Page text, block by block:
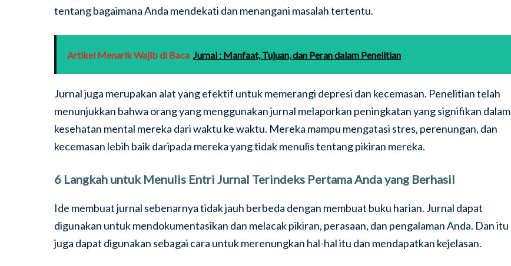
tentang bagaimana Anda mendekati dan menangani masalah tertentu.
Artikel Menarik Wajib di Baca Jurnal : Manfaat, Tujuan, dan Peran dalam Penelitian
Jurnal juga merupakan alat yang efektif untuk memerangi depresi dan kecemasan. Penelitian telah
menunjukkan bahwa orang yang menggunakan jurnal melaporkan peningkatan yang signifikan dalam
kesehatan mental mereka dari waktu ke waktu. Mereka mampu mengatasi stres, perenungan, dan
kecemasan lebih baik daripada mereka yang tidak menulis tentang pikiran mereka.
6 Langkah untuk Menulis Entri Jurnal Terindeks Pertama Anda yang Berhasil
Ide membuat jurnal sebenarnya tidak jauh berbeda dengan membuat buku harian. Jurnal dapat
digunakan untuk mendokumentasikan dan melacak pikiran, perasaan, dan pengalaman Anda. Dan itu
juga dapat digunakan sebagai cara untuk merenungkan hal-hal itu dan mendapatkan kejelasan.